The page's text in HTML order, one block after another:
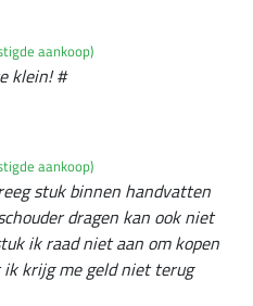
aankoop)
klein! #
aankoop)
stuk binnen handvatten
dragen kan ook niet
ik raad niet aan om kopen
krijg me geld niet terug